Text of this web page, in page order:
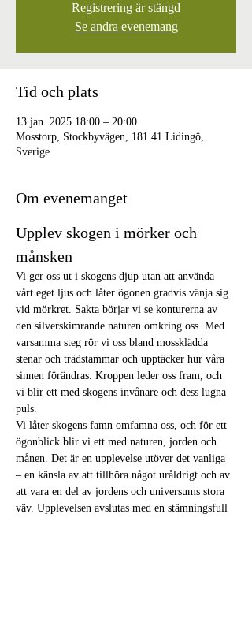
Registrering är stängd
Se andra evenemang
Tid och plats
13 jan. 2025 18:00 – 20:00
Mosstorp, Stockbyvägen, 181 41 Lidingö,
Sverige
Om evenemanget
Upplev skogen i mörker och
månsken
Vi ger oss ut i skogens djup utan att använda
vårt eget ljus och låter ögonen gradvis vänja sig
vid mörkret. Sakta börjar vi se konturerna av
den silverskimrande naturen omkring oss. Med
varsamma steg rör vi oss bland mossklädda
stenar och trädstammar och upptäcker hur våra
sinnen förändras. Kroppen leder oss fram, och
vi blir ett med skogens invånare och dess lugna
puls.
Vi låter skogens famn omfamna oss, och för ett
ögonblick blir vi ett med naturen, jorden och
månen. Det är en upplevelse utöver det vanliga
– en känsla av att tillhöra något uråldrigt och av
att vara en del av jordens och universums stora
väv. Upplevelsen avslutas med en stämningsfull